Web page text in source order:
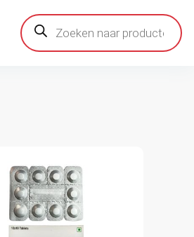
Producten
zoeken